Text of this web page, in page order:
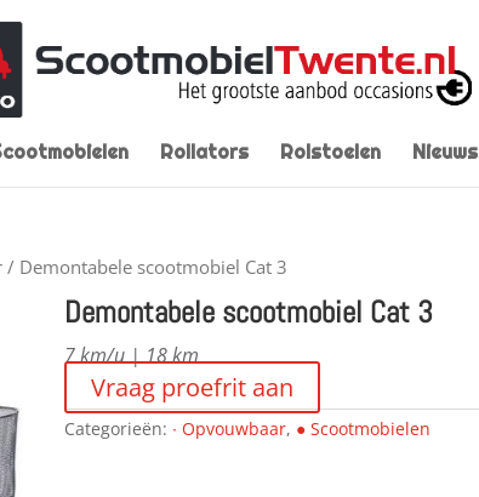
Rollators Rolstoelen Nieuws
/ Demontabele scootmobiel Cat 3
Demontabele scootmobiel Cat 3
7 km/u | 18 km
Vraag proefrit aan
Categorieën: ∙ Opvouwbaar, ● Scootmobielen